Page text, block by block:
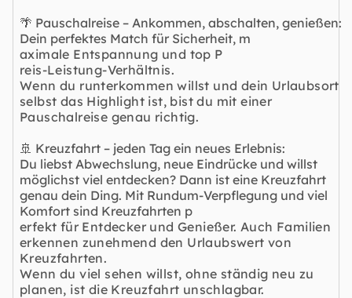
🌴 Pauschalreise – Ankommen, abschalten, genießen:
Dein perfektes Match für Sicherheit, m
aximale Entspannung und top P
reis-Leistung-Verhältnis.
Wenn du runterkommen willst und dein Urlaubsort
selbst das Highlight ist, bist du mit einer
Pauschalreise genau richtig.
🚢 Kreuzfahrt – jeden Tag ein neues Erlebnis:
Du liebst Abwechslung, neue Eindrücke und willst
möglichst viel entdecken? Dann ist eine Kreuzfahrt
genau dein Ding. Mit Rundum-Verpflegung und viel
Komfort sind Kreuzfahrten p
erfekt für Entdecker und Genießer. Auch Familien
erkennen zunehmend den Urlaubswert von
Kreuzfahrten.
Wenn du viel sehen willst, ohne ständig neu zu
planen, ist die Kreuzfahrt unschlagbar.